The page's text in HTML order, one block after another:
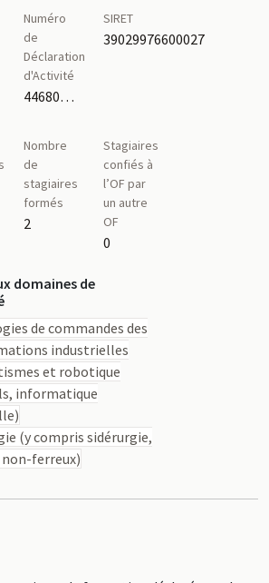
Numéro
de
Déclaration
d'Activité
44680326368,42670183267,42680208068
SIRET
39029976600027
Nombre
de
stagiaires
formés
2
Stagiaires
confiés à
l’OF par
un autre
OF
0
domaines de
de commandes des
industrielles
et robotique
informatique
(y compris sidérurgie,
ferreux)